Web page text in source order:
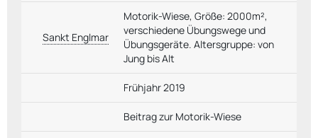
Sankt Englmar
Motorik-Wiese, Größe: 2000m²,
verschiedene Übungswege und
Übungsgeräte. Altersgruppe: von
Jung bis Alt
Frühjahr 2019
Beitrag zur Motorik-Wiese